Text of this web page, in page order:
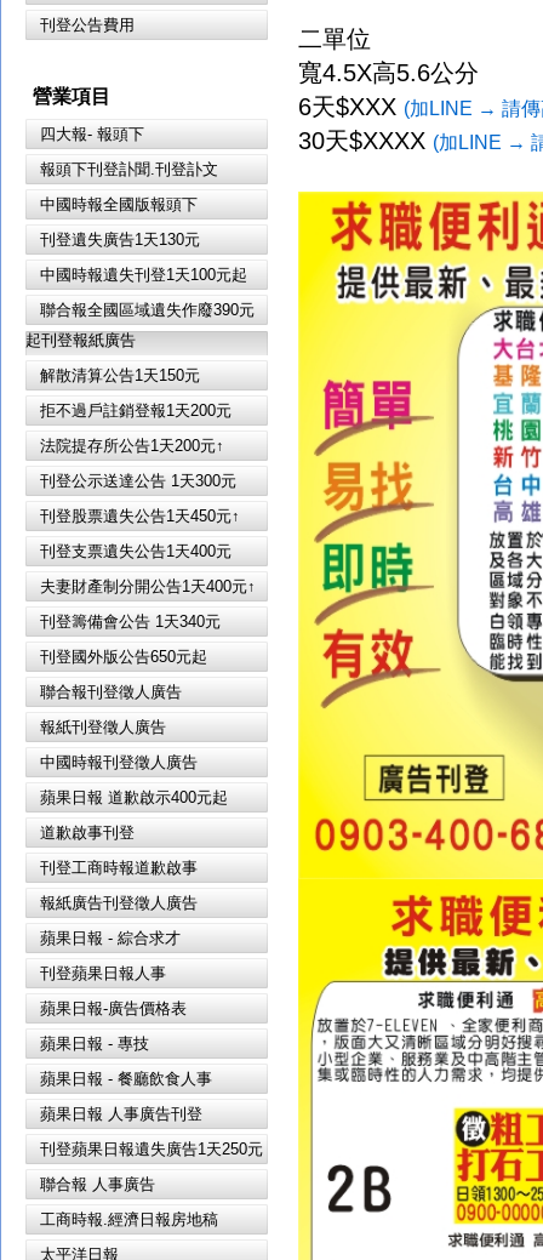
刊登公告費用
營業項目
四大報- 報頭下
報頭下刊登訃聞.刊登訃文
中國時報全國版報頭下
刊登遺失廣告1天130元
中國時報遺失刊登1天100元起
聯合報全國區域遺失作廢390元
起刊登報紙廣告
解散清算公告1天150元
拒不過戶註銷登報1天200元
法院提存所公告1天200元↑
刊登公示送達公告 1天300元
刊登股票遺失公告1天450元↑
刊登支票遺失公告1天400元
夫妻財產制分開公告1天400元↑
刊登籌備會公告 1天340元
刊登國外版公告650元起
聯合報刊登徵人廣告
報紙刊登徵人廣告
中國時報刊登徵人廣告
蘋果日報 道歉啟示400元起
道歉啟事刊登
刊登工商時報道歉啟事
報紙廣告刊登徵人廣告
蘋果日報 - 綜合求才
刊登蘋果日報人事
蘋果日報-廣告價格表
蘋果日報 - 專技
蘋果日報 - 餐廳飲食人事
蘋果日報 人事廣告刊登
刊登蘋果日報遺失廣告1天250元
聯合報 人事廣告
工商時報.經濟日報房地稿
太平洋日報
二單位
寬4.5X高5.6公分
6天$XXX (加LINE → 請
30天$XXXX (加LINE →